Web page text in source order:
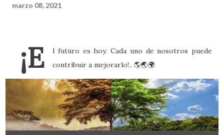
marzo 08, 2021
¡E
l futuro es hoy. Cada uno de nosotros puede
contribuir a mejorarlo!.. 🌎🌏🌍